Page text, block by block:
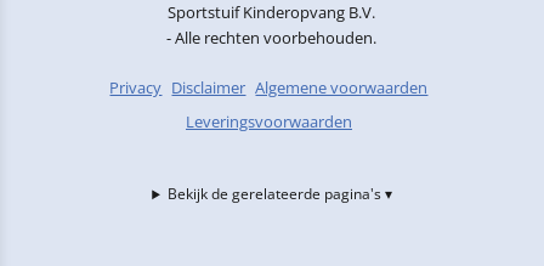
Sportstuif Kinderopvang B.V.
- Alle rechten voorbehouden.
Privacy Disclaimer Algemene voorwaarden
Leveringsvoorwaarden
Bekijk de gerelateerde pagina's